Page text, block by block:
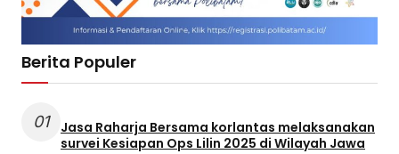
Berita Populer
01
Jasa Raharja Bersama korlantas melaksanakan
survei Kesiapan Ops Lilin 2025 di Wilayah Jawa